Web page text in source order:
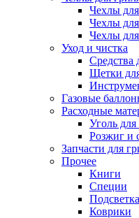
Чехлы
Чехлы
Чехлы
Уход и чистка
Средства
Щетки
Газовые
Расходные
Уголь для
Розжиг и
Запчасти для
Прочее
Книги
Специи
Подсветка
Коврики